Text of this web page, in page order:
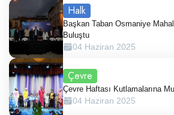
Halk
Başkan Taban Osmaniye
Buluştu
04 Haziran 2025
Çevre
Çevre Haftası Kutlamalarına
04 Haziran 2025